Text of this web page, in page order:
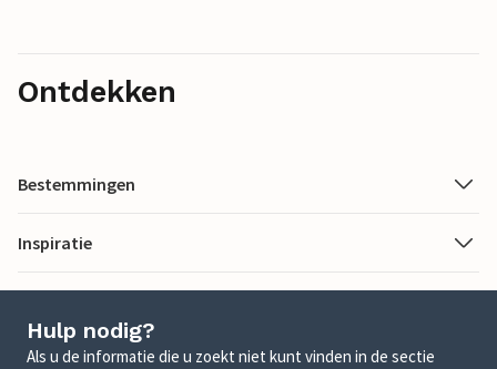
Ontdekken
Bestemmingen
Inspiratie
Hulp nodig?
Als u de informatie die u zoekt niet kunt vinden in de sectie